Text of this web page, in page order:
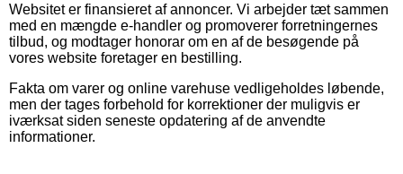
Websitet er finansieret af annoncer. Vi arbejder tæt sammen
med en mængde e-handler og promoverer forretningernes
tilbud, og modtager honorar om en af de besøgende på
vores website foretager en bestilling.
Fakta om varer og online varehuse vedligeholdes løbende,
men der tages forbehold for korrektioner der muligvis er
iværksat siden seneste opdatering af de anvendte
informationer.